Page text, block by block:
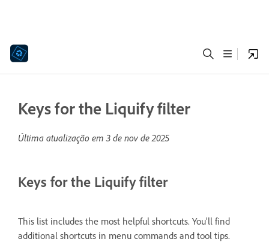
Keys for the Liquify filter
Última atualização em 3 de nov de 2025
Keys for the Liquify filter
This list includes the most helpful shortcuts. You'll find
additional shortcuts in menu commands and tool tips.